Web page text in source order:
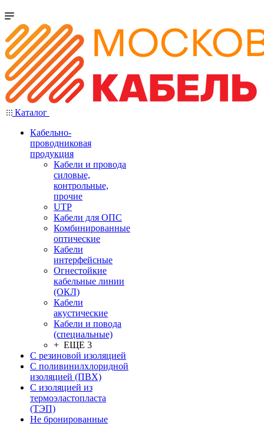
Каталог
Кабельно-
проводниковая
продукция
Кабели и провода
силовые,
контрольные,
прочие
UTP
Кабели для ОПС
Комбинированные
оптические
Кабели
интерфейсные
Огнестойкие
кабельные линии
(ОКЛ)
Кабели
акустические
Кабели и повода
(специальные)
+ ЕЩЕ 3
С резиновой изоляцией
С поливинилхлоридной
изоляцией (ПВХ)
С изоляцией из
термоэластопласта
(ТЭП)
Не бронированные